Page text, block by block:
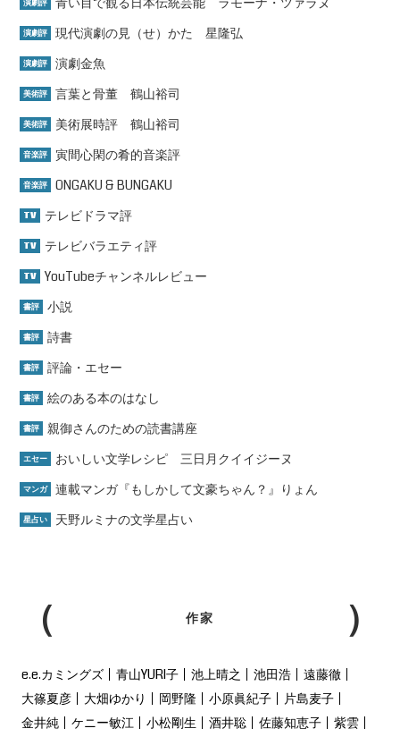
演劇評
演劇評 現代演劇の見（せ）かた 星隆弘
演劇評 演劇金魚
美術評 言葉と骨董 鶴山裕司
美術評 美術展時評 鶴山裕司
音楽評 寅間心閑の肴的音楽評
音楽評 ONGAKU & BUNGAKU
TV テレビドラマ評
TV テレビバラエティ評
TV YouTubeチャンネルレビュー
書評 小説
書評 詩書
書評 評論・エセー
書評 絵のある本のはなし
書評 親御さんのための読書講座
エセー おいしい文学レシピ 三日月クイイジーヌ
マンガ 連載マンガ『もしかして文豪ちゃん？』りょん
星占い 天野ルミナの文学星占い
作家
e.e.カミングズ 青山YURI子 池上晴之 池田浩
遠藤徹
大篠夏彦
大畑ゆかり 岡野隆 小原眞紀子
片島麦子
金井純
ケニー敏江 小松剛生 酒井聡 佐藤知恵子
紫雲